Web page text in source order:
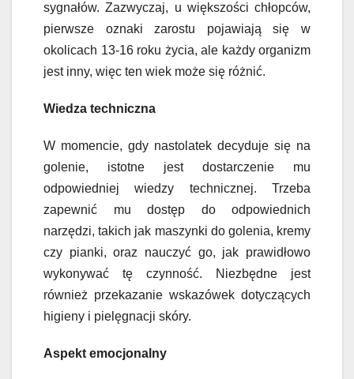
sygnałów. Zazwyczaj, u większości chłopców,
pierwsze oznaki zarostu pojawiają się w
okolicach 13-16 roku życia, ale każdy organizm
jest inny, więc ten wiek może się różnić.
Wiedza techniczna
W momencie, gdy nastolatek decyduje się na
golenie, istotne jest dostarczenie mu
odpowiedniej wiedzy technicznej. Trzeba
zapewnić mu dostęp do odpowiednich
narzędzi, takich jak maszynki do golenia, kremy
czy pianki, oraz nauczyć go, jak prawidłowo
wykonywać tę czynność. Niezbędne jest
również przekazanie wskazówek dotyczących
higieny i pielęgnacji skóry.
Aspekt emocjonalny